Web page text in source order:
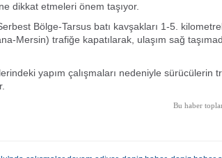
dikkat etmeleri önem taşıyor.
Bölge-Tarsus batı kavşakları 1-5.
Mersin) trafiğe kapatılarak, ulaşım sağ
yapım çalışmaları nedeniyle sürücülerin
Bu haber